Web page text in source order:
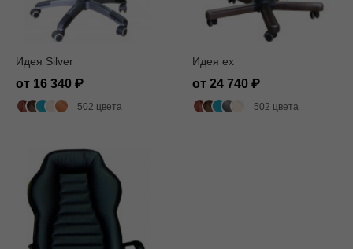
Идея Silver
от 16 340
502 цвета
Идея ех
от 24 740
502 цвета